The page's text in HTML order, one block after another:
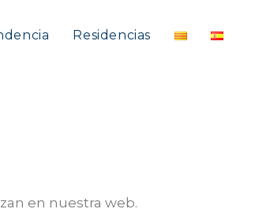
Residencias
en nuestra web.